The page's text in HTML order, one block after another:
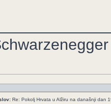
Re: Pokolj Hrvata u Alžiru na današnji dan